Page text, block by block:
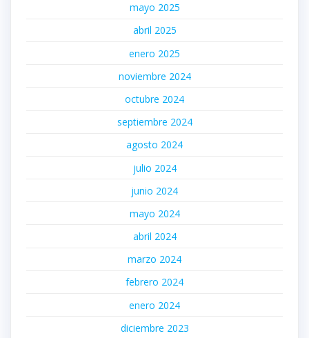
mayo 2025
abril 2025
enero 2025
noviembre 2024
octubre 2024
septiembre 2024
agosto 2024
julio 2024
junio 2024
mayo 2024
abril 2024
marzo 2024
febrero 2024
enero 2024
diciembre 2023